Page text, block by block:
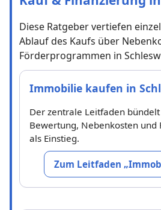
Diese Ratgeber vertiefen
Ablauf des Kaufs über
Förderprogrammen in
Immobilie kaufen in
Der zentrale Leitfaden
Bewertung, Nebenkosten und
als Einstieg.
Zum Leitfaden